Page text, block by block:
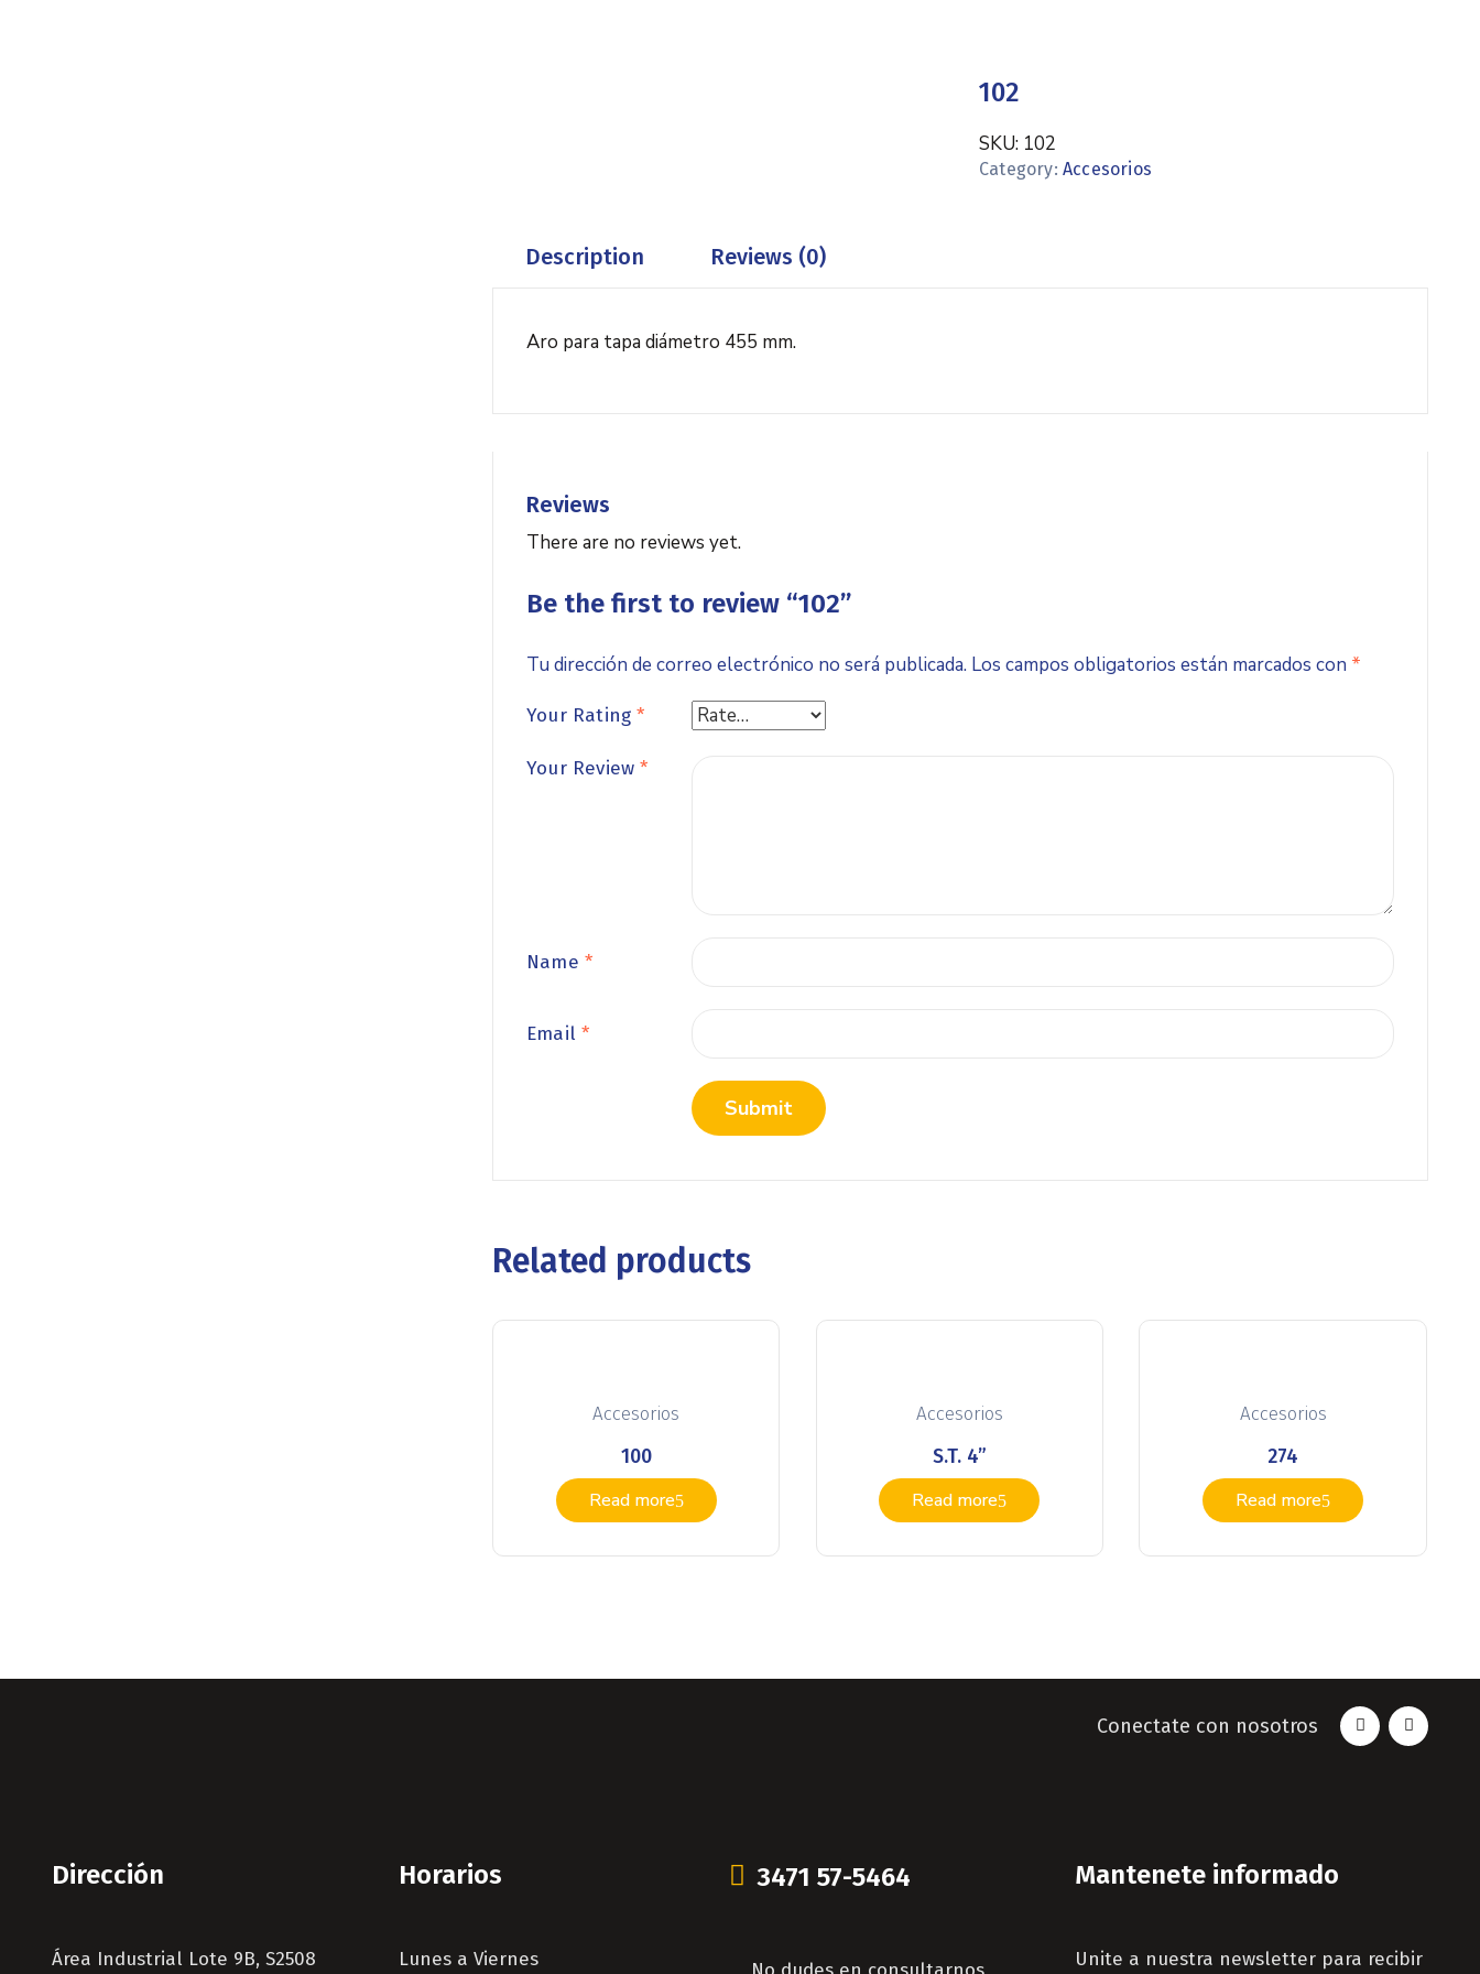
102
SKU: 102
Category: Accesorios
Description Reviews (0)
Aro para tapa diámetro 455 mm.
Reviews
There are no reviews yet.
Be the first to review “102”
Tu dirección de correo electrónico no será publicada. Los campos obligatorios están marcados con *
Your Rating*
Your Review*
Name *
Email*
Related products
Accesorios
100
Read more
Accesorios
S.T. 4”
Read more
Accesorios
274
Read more
Conectate con nosotros
Dirección
Área Industrial Lote 9B, S2508
Horarios
Lunes a Viernes
3471 57-5464 Mantenete informado
Unite a nuestra newsletter para recibir